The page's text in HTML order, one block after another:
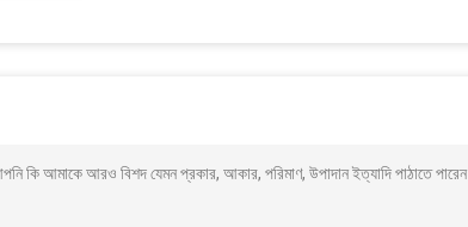
আমাকে আরও বিশদ যেমন প্রকার, আকার, পরিমাণ, উপাদান ইত্যাদি পাঠাতে পারেন